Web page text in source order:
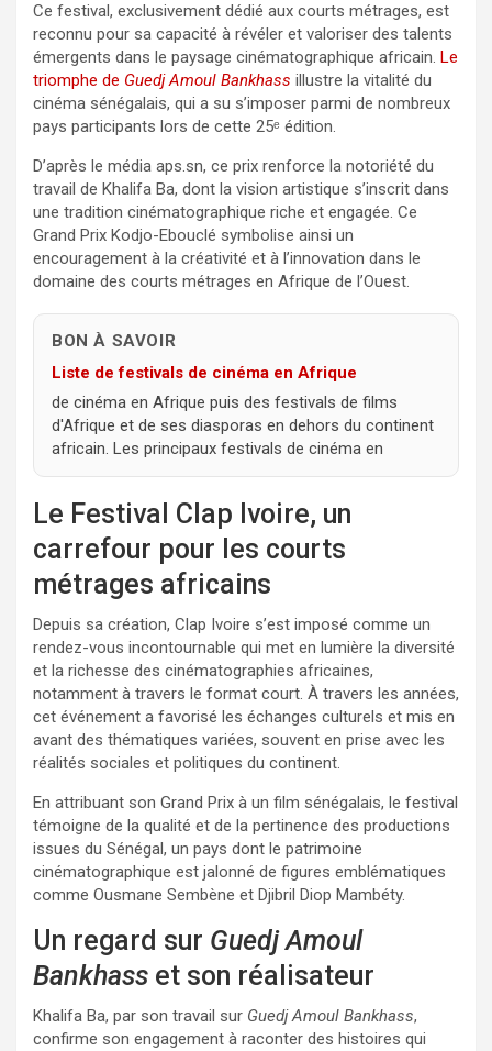
Ce festival, exclusivement dédié aux courts métrages, est
reconnu pour sa capacité à révéler et valoriser des talents
émergents dans le paysage cinématographique africain. Le
triomphe de Guedj Amoul Bankhass illustre la vitalité du
cinéma sénégalais, qui a su s’imposer parmi de nombreux
pays participants lors de cette 25ᵉ édition.
D’après le média aps.sn, ce prix renforce la notoriété du
travail de Khalifa Ba, dont la vision artistique s’inscrit dans
une tradition cinématographique riche et engagée. Ce
Grand Prix Kodjo-Ebouclé symbolise ainsi un
encouragement à la créativité et à l’innovation dans le
domaine des courts métrages en Afrique de l’Ouest.
BON À SAVOIR
Liste de festivals de cinéma en Afrique
de cinéma en Afrique puis des festivals de films
d'Afrique et de ses diasporas en dehors du continent
africain. Les principaux festivals de cinéma en
Le Festival Clap Ivoire, un
carrefour pour les courts
métrages africains
Depuis sa création, Clap Ivoire s’est imposé comme un
rendez-vous incontournable qui met en lumière la diversité
et la richesse des cinématographies africaines,
notamment à travers le format court. À travers les années,
cet événement a favorisé les échanges culturels et mis en
avant des thématiques variées, souvent en prise avec les
réalités sociales et politiques du continent.
En attribuant son Grand Prix à un film sénégalais, le festival
témoigne de la qualité et de la pertinence des productions
issues du Sénégal, un pays dont le patrimoine
cinématographique est jalonné de figures emblématiques
comme Ousmane Sembène et Djibril Diop Mambéty.
Un regard sur Guedj Amoul
Bankhass et son réalisateur
Khalifa Ba, par son travail sur Guedj Amoul Bankhass,
confirme son engagement à raconter des histoires qui